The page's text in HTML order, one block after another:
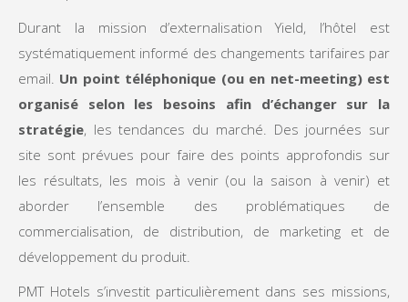
Durant la mission d’externalisation Yield, l’hôtel est
systématiquement informé des changements tarifaires par
email. Un point téléphonique (ou en net-meeting) est
organisé selon les besoins afin d’échanger sur la
stratégie, les tendances du marché. Des journées sur
site sont prévues pour faire des points approfondis sur
les résultats, les mois à venir (ou la saison à venir) et
aborder l’ensemble des problématiques de
commercialisation, de distribution, de marketing et de
développement du produit.
PMT Hotels s’investit particulièrement dans ses missions,